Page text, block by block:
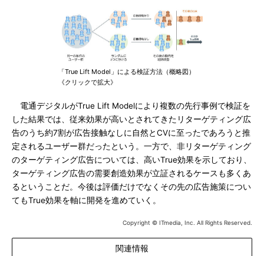
「True Lift Model」による検証方法（概略図）
《クリックで拡大》
電通デジタルがTrue Lift Modelにより複数の先行事例で検証を
した結果では、従来効果が高いとされてきたリターゲティング広
告のうち約7割が広告接触なしに自然とCVに至ったであろうと推
定されるユーザー群だったという。一方で、非リターゲティング
のターゲティング広告については、高いTrue効果を示しており、
ターゲティング広告の需要創造効果が立証されるケースも多くあ
るということだ。今後は評価だけでなくその先の広告施策につい
てもTrue効果を軸に開発を進めていく。
Copyright © ITmedia, Inc. All Rights Reserved.
関連情報